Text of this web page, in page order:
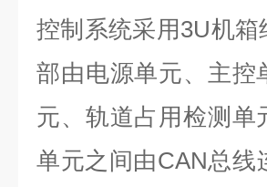
控制系统采用3U机
部由电源单元、主控
元、轨道占用检测单
单元之间由CAN总线